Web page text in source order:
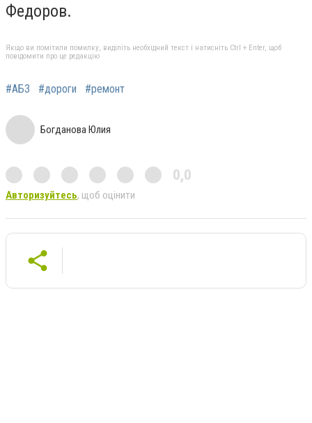
Федоров.
Якщо ви помітили помилку, виділіть необхідний текст і натисніть Ctrl + Enter, щоб
повідомити про це редакцію
#АБЗ #дороги #ремонт
Богданова Юлия
0,0
Авторизуйтесь, щоб оцінити